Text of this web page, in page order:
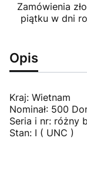
Zamówienia
piątku w dni
Opis
Kraj: Wietnam
Nominał: 500
Seria i nr: różny
Stan: I ( UNC )